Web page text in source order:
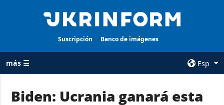
Suscripción Banco de imágenes
más ☰
Esp
Biden: Ucrania ganará esta